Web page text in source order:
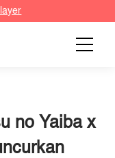
no Yaiba x